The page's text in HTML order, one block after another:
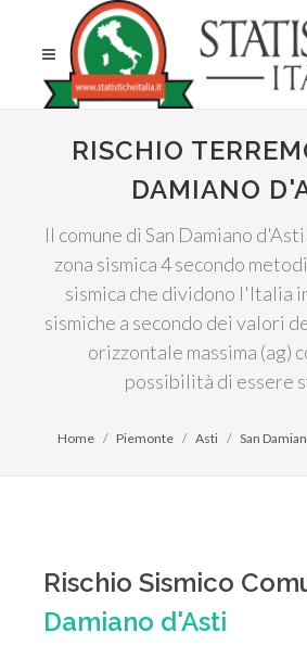
RISCHIO
DAMIANO
Il comune di San Damiano
zona sismica 4 secondo
sismica che dividono l'Italia
sismiche a secondo dei valori
orizzontale massima (ag)
possibilità di essere
Home Piemonte Asti San
Rischio Sismico
Damiano d'Asti